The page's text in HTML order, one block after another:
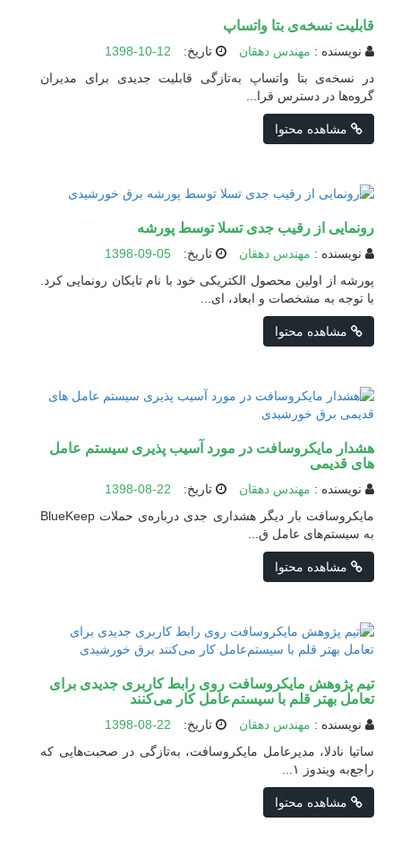
قابلیت نسخه‌ی بتا واتساپ
نویسنده : مهندس دهقان تاریخ:
1398-10-12
در نسخه‌ی بتا واتساپ به‌تازگی قابلیت جدیدی برای مدیران
گروه‌ها در دسترس قرا...
مشاهده محتوا
رونمایی از رقیب جدی تسلا توسط پورشه
نویسنده : مهندس دهقان تاریخ:
1398-09-05
پورشه از اولین محصول الکتریکی خود با نام تایکان رونمایی کرد.
با توجه به مشخصات و ابعاد، ای...
مشاهده محتوا
هشدار مایکروسافت در مورد آسیب پذیری سیستم عامل
های قدیمی
نویسنده : مهندس دهقان تاریخ:
1398-08-22
مایکروسافت بار دیگر هشداری جدی درباره‌ی حملات BlueKeep
به سیستم‌های عامل‌ ق...
مشاهده محتوا
تیم پژوهش مایکروسافت روی رابط کاربری جدیدی برای
تعامل بهتر قلم با سیستم‌عامل کار می‌کنند
نویسنده : مهندس دهقان تاریخ:
1398-08-22
ساتیا نادلا، مدیرعامل مایکروسافت، به‌تازگی در صحبت‌هایی که
راجع‌به ویندوز ۱...
مشاهده محتوا